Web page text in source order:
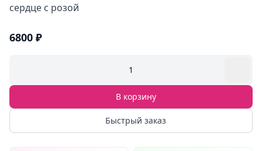
сердце с розой
6800 ₽
1
В корзину
Быстрый заказ